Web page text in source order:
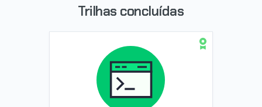
Trilhas concluídas